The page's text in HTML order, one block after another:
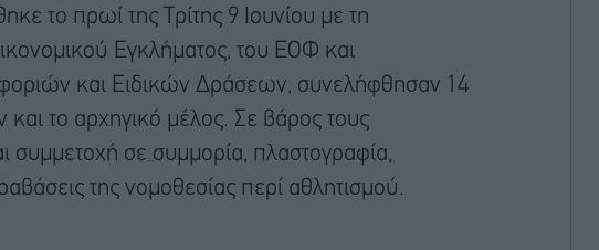
το πρωί της Τρίτης 9 Ιουνίου με τη
Εγκλήματος, του ΕΟΦ και
και Ειδικών Δράσεων, συνελήφθησαν 14
το αρχηγικό μέλος. Σε βάρος τους
συμμετοχή σε συμμορία, πλαστογραφία,
της νομοθεσίας περί αθλητισμού.